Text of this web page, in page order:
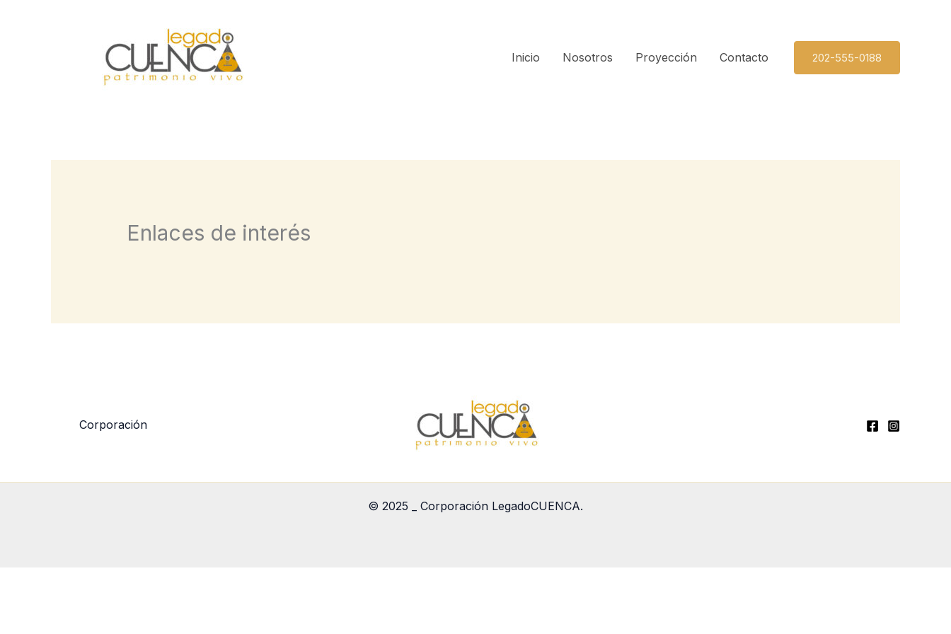
Inicio Nosotros Proyección Contacto 202-555-0188
Enlaces de interés
Corporación
© 2025 _ Corporación LegadoCUENCA.